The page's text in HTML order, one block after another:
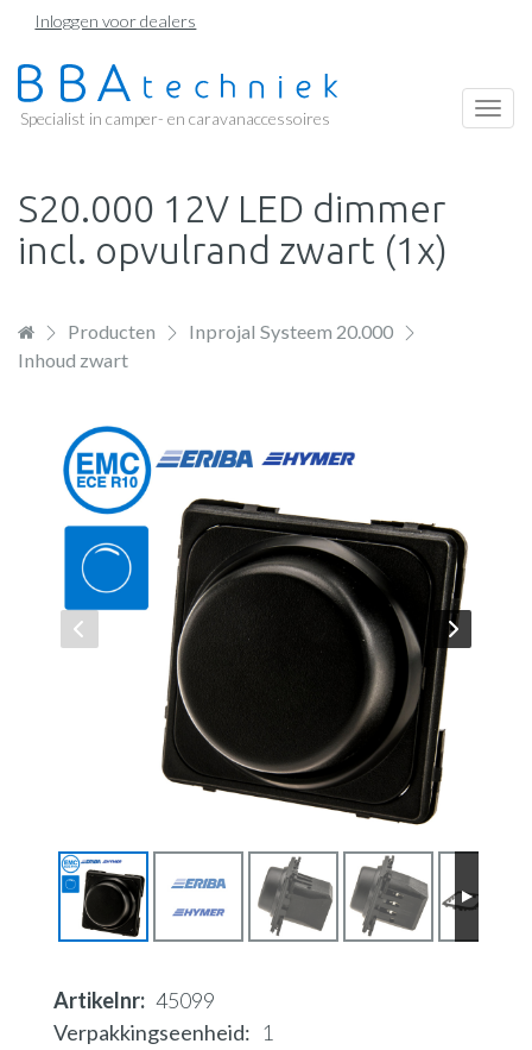
Overslaan
naar
de
Inloggen voor dealers
Specialist in camper- en caravanaccessoires
S20.000 12V LED dimmer
incl. opvulrand zwart (1x)
Producten
Inprojal Systeem 20.000
Inhoud zwart
Artikelnr 45099
Verpakkingseenheid
1